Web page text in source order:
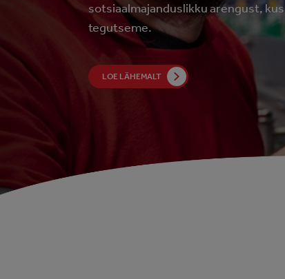
sotsiaalmajanduslikku arengust, kus
tegutseme.
LOE LÄHEMALT